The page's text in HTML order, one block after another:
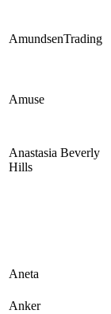
AmundsenTrading
Amuse
Anastasia Beverly
Hills
Aneta
Anker